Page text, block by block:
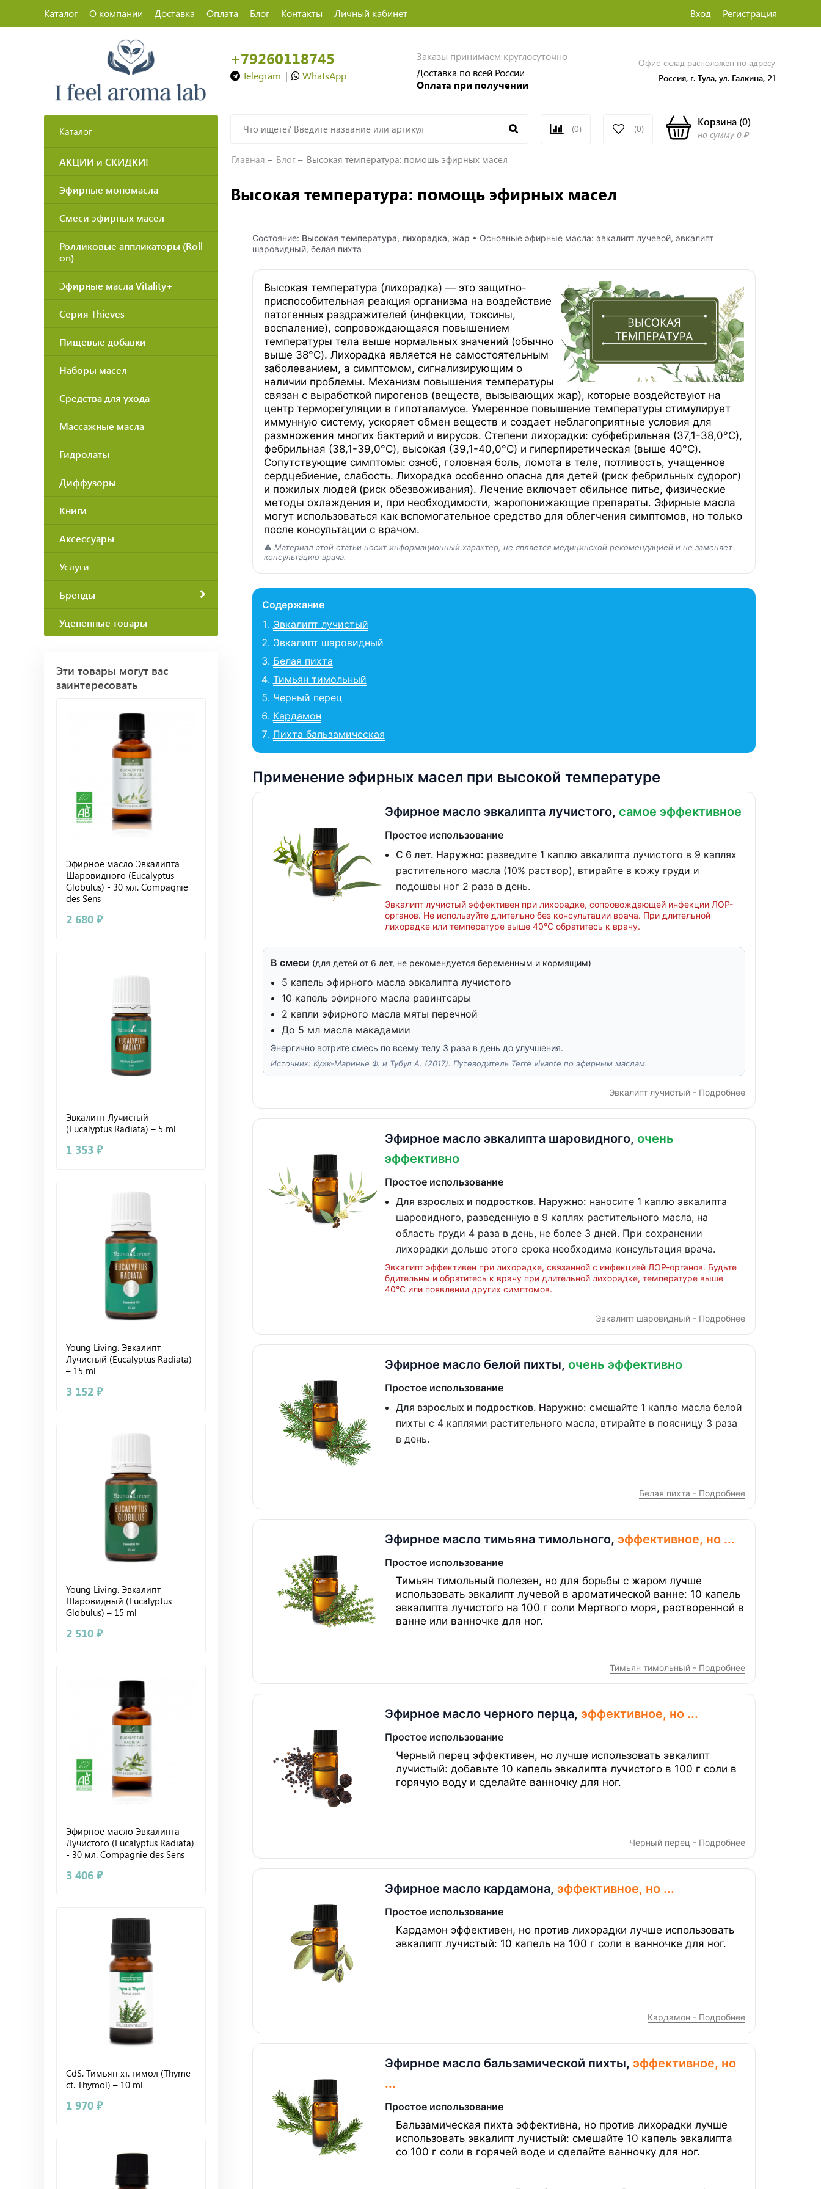
Каталог О компании Доставка Оплата Блог Контакты Личный кабинет Вход Регистрация
+79260118745
Telegram | WhatsApp
Заказы принимаем круглосуточно
Доставка по всей России
Оплата при получении
Офис-склад расположен по адресу:
Россия, г. Тула, ул. Галкина, 21
(0) (0)
Корзина(0)
на сумму 0 ₽
Каталог
АКЦИИ и СКИДКИ!
Эфирные мономасла
Смеси эфирных масел
Ролликовые аппликаторы (Roll
on)
Эфирные масла Vitality+
Серия Thieves
Пищевые добавки
Наборы масел
Средства для ухода
Массажные масла
Гидролаты
Диффузоры
Книги
Аксессуары
Услуги
Бренды
Уцененные товары
Эти товары могут вас
заинтересовать
Эфирное масло Эвкалипта
Шаровидного (Eucalyptus
Globulus) - 30 мл. Compagnie
des Sens
2 680 ₽
Эвкалипт Лучистый
(Eucalyptus Radiata) – 5 ml
1 353 ₽
Young Living. Эвкалипт
Лучистый (Eucalyptus Radiata)
– 15 ml
3 152 ₽
Young Living. Эвкалипт
Шаровидный (Eucalyptus
Globulus) – 15 ml
2 510 ₽
Эфирное масло Эвкалипта
Лучистого (Eucalyptus Radiata)
- 30 мл. Compagnie des Sens
3 406 ₽
CdS. Тимьян хт. тимол (Thyme
ct. Thymol) – 10 ml
1 970 ₽
Главная Блог Высокая температура: помощь эфирных масел
Высокая температура: помощь эфирных масел
Состояние: Высокая температура, лихорадка, жар • Основные эфирные масла: эвкалипт лучевой, эвкалипт
шаровидный, белая пихта
Высокая температура (лихорадка) — это защитно-
приспособительная реакция организма на воздействие
патогенных раздражителей (инфекции, токсины,
воспаление), сопровождающаяся повышением
температуры тела выше нормальных значений (обычно
выше 38°C). Лихорадка является не самостоятельным
заболеванием, а симптомом, сигнализирующим о
наличии проблемы. Механизм повышения температуры
связан с выработкой пирогенов (веществ, вызывающих жар), которые воздействуют на
центр терморегуляции в гипоталамусе. Умеренное повышение температуры стимулирует
иммунную систему, ускоряет обмен веществ и создает неблагоприятные условия для
размножения многих бактерий и вирусов. Степени лихорадки: субфебрильная (37,1-38,0°C),
фебрильная (38,1-39,0°C), высокая (39,1-40,0°C) и гиперпиретическая (выше 40°C).
Сопутствующие симптомы: озноб, головная боль, ломота в теле, потливость, учащенное
сердцебиение, слабость. Лихорадка особенно опасна для детей (риск фебрильных судорог)
и пожилых людей (риск обезвоживания). Лечение включает обильное питье, физические
методы охлаждения и, при необходимости, жаропонижающие препараты. Эфирные масла
могут использоваться как вспомогательное средство для облегчения симптомов, но только
после консультации с врачом.
⚠️ Материал этой статьи носит информационный характер, не является медицинской рекомендацией и не заменяет
консультацию врача.
Содержание
Эвкалипт лучистый
Эвкалипт шаровидный
Белая пихта
Тимьян тимольный
Черный перец
Кардамон
Пихта бальзамическая
Применение эфирных масел при высокой температуре
Эфирное масло эвкалипта лучистого, самое эффективное
Простое использование
С 6 лет. Наружно: разведите 1 каплю эвкалипта лучистого в 9 каплях
растительного масла (10% раствор), втирайте в кожу груди и
подошвы ног 2 раза в день.
Эвкалипт лучистый эффективен при лихорадке, сопровождающей инфекции ЛОР-
органов. Не используйте длительно без консультации врача. При длительной
лихорадке или температуре выше 40°C обратитесь к врачу.
В смеси (для детей от 6 лет, не рекомендуется беременным и кормящим)
5 капель эфирного масла эвкалипта лучистого
10 капель эфирного масла равинтсары
2 капли эфирного масла мяты перечной
До 5 мл масла макадамии
Энергично вотрите смесь по всему телу 3 раза в день до улучшения.
Источник: Куик-Маринье Ф. и Тубул А. (2017). Путеводитель Terre vivante по эфирным маслам.
Эвкалипт лучистый - Подробнее
Эфирное масло эвкалипта шаровидного, очень
эффективно
Простое использование
Для взрослых и подростков. Наружно: наносите 1 каплю эвкалипта
шаровидного, разведенную в 9 каплях растительного масла, на
область груди 4 раза в день, не более 3 дней. При сохранении
лихорадки дольше этого срока необходима консультация врача.
Эвкалипт эффективен при лихорадке, связанной с инфекцией ЛОР-органов. Будьте
бдительны и обратитесь к врачу при длительной лихорадке, температуре выше
40°C или появлении других симптомов.
Эвкалипт шаровидный - Подробнее
Эфирное масло белой пихты, очень эффективно
Простое использование
Для взрослых и подростков. Наружно: смешайте 1 каплю масла белой
пихты с 4 каплями растительного масла, втирайте в поясницу 3 раза
в день.
Белая пихта - Подробнее
Эфирное масло тимьяна тимольного, эффективное, но ...
Простое использование
Тимьян тимольный полезен, но для борьбы с жаром лучше
использовать эвкалипт лучевой в ароматической ванне: 10 капель
эвкалипта лучистого на 100 г соли Мертвого моря, растворенной в
ванне или ванночке для ног.
Тимьян тимольный - Подробнее
Эфирное масло черного перца, эффективное, но ...
Простое использование
Черный перец эффективен, но лучше использовать эвкалипт
лучистый: добавьте 10 капель эвкалипта лучистого в 100 г соли в
горячую воду и сделайте ванночку для ног.
Черный перец - Подробнее
Эфирное масло кардамона, эффективное, но ...
Простое использование
Кардамон эффективен, но против лихорадки лучше использовать
эвкалипт лучистый: 10 капель на 100 г соли в ванночке для ног.
Кардамон - Подробнее
Эфирное масло бальзамической пихты, эффективное, но
...
Простое использование
Бальзамическая пихта эффективна, но против лихорадки лучше
использовать эвкалипт лучистый: смешайте 10 капель эвкалипта
со 100 г соли в горячей воде и сделайте ванночку для ног.